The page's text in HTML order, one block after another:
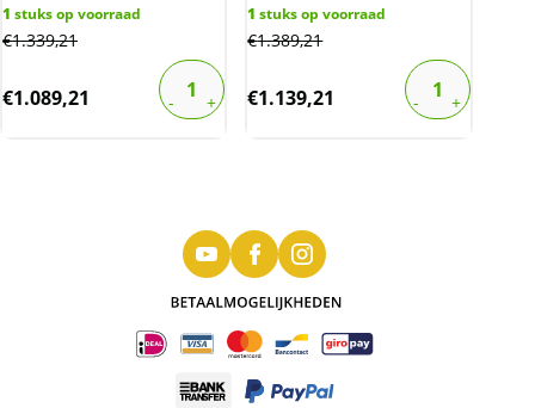
1 stuks op voorraad
€1.339,21
€1.089,21
1 stuks op voorraad
€1.389,21
€1.139,21
Gouden American Eagle 1/4 oz 2004
Edmund C. Moy signed NGC MS70
De Gouden American Eagle 1/4 oz 2004
Edmund C. Moy
is met signature van de
voormalig directeur van de US mint. is een